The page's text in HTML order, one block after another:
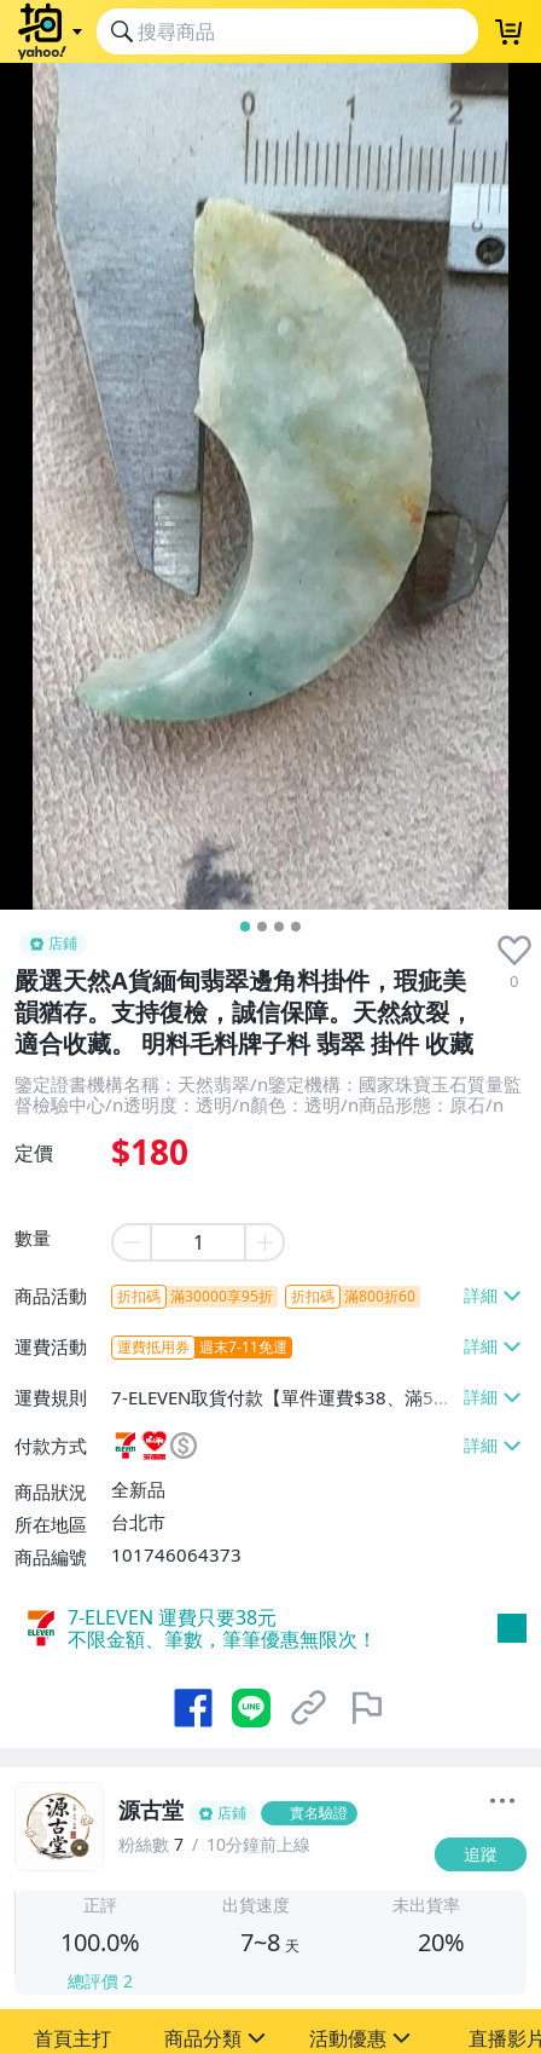
店鋪
嚴選天然A貨緬甸翡翠邊角料掛件，瑕疵美
韻猶存。支持復檢，誠信保障。天然紋裂，
適合收藏。 明料毛料牌子料 翡翠 掛件 收藏
0
鑒定證書機構名稱：天然翡翠/n鑒定機構：國家珠寶玉石質量監
督檢驗中心/n透明度：透明/n顏色：透明/n商品形態：原石/n
定價 $180
數量
商品活動 折扣碼 滿30000享95折 折扣碼 滿800折60
運費活動 運費抵用券 週末7-11免運
運費規則
7-ELEVEN取貨付款【單件運費$38、滿5件
或消費滿$1298免運費】、7-ELEVEN取貨
不付款【免運費】、萊爾富取貨付款【單件
運費$60、滿5件或消費滿$1298免運
費】、宅配/貨運【單件運費$120、滿5件
付款方式
商品狀況
全新品
所在地區
台北市
商品編號
101746064373
7-ELEVEN 運費只要38元
不限金額、筆數，筆筆優惠無限次！
源古堂 店鋪 實名驗證
粉絲數 7 10分鐘前上線 追蹤
正評
100.0%
總評價 2
出貨速度
7~8 天
未出貨率
20%
首頁主打 商品分類 活動優惠 直播影